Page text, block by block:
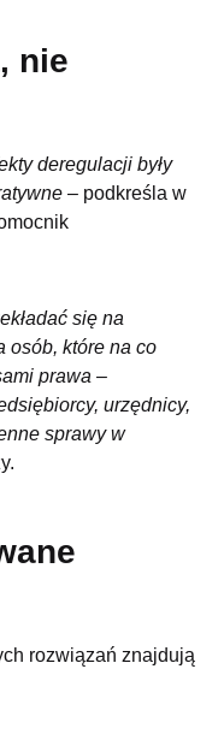
nie
deregulacji były
– podkreśla w
się na
osób, które na co
prawa –
urzędnicy,
sprawy w
rozwiązań znajdują